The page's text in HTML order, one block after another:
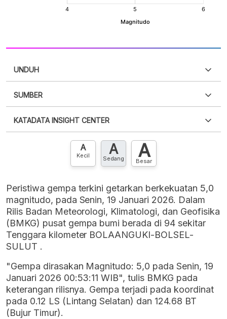
UNDUH
XLS
SUMBER
punya akun?Silakan Daftar sekarang
KATADATA INSIGHT CENTER
Hubungi sekarang »
A
Kecil A
Sedang A
Besar
Peristiwa gempa terkini getarkan berkekuatan 5,0
magnitudo, pada Senin, 19 Januari 2026. Dalam
Rilis Badan Meteorologi, Klimatologi, dan Geofisika
(BMKG) pusat gempa bumi berada di 94 sekitar
Tenggara kilometer BOLAANGUKI-BOLSEL-
SULUT .
"Gempa dirasakan Magnitudo: 5,0 pada Senin, 19
Januari 2026 00:53:11 WIB", tulis BMKG pada
keterangan rilisnya. Gempa terjadi pada koordinat
pada 0.12 LS (Lintang Selatan) dan 124.68 BT
(Bujur Timur).